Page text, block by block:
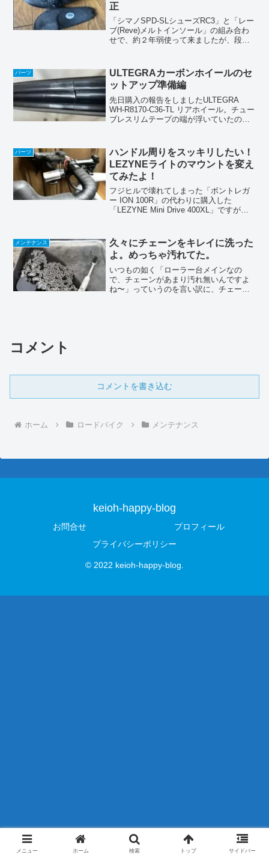
正
「シマノSPD-SLシューズRC3」と「レー
ブ(Reve)メルトインソール」の組み合わ
せで、約２年弱使って来ましたが、段々
めシートを探し出し、一旦は解決できた
と思ってい...
パーツ
ULTEGRAカーボンホイールのセ
ットアップ準備編
先日購入の報告をしましたULTEGRA
WH-R8170-C36-TL リアホイール。チュー
ブレスリムテープの端が浮いていたの
なんです。ただ弄りたいだけなんじゃな
いかっ...
パーツ
ハンドル周りをスッキリしたい！
LEZYNEライトのマウントを変え
てみたよ！
フジヒルで壊れてしまった「ボントレガ
ー ION 100R」の代わりに購入した
「LEZYNE Mini Drive 400XL」ですが、
ルバーの上にドッカリと物が乗っかっ...
メンテナンス
久々にチェーンをキレイに洗った
よ。めっちゃ汚れてた。
いつもの如く「ローラー台メインなの
で、チェーンがあまり汚れ無いんですよ
ね〜」っていうのを言い訳に、チェーン
コメント
コメントを書き込む
ホーム ロードバイク メンテナンス
keioh-happy-blog
お問合せ
プロフィール
プライバシーポリシー
© 2022 keioh-happy-blog.
メニュー ホーム 検索 トップ サイドバー